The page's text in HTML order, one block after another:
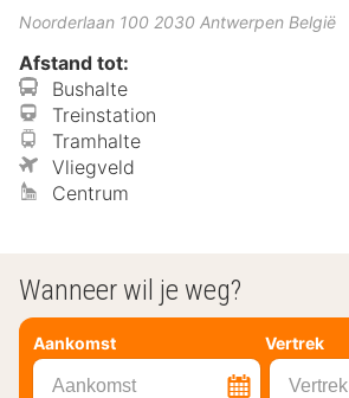
Noorderlaan 100 2030 Antwerpen België
Afstand tot:
Bushalte
Treinstation
Tramhalte
Vliegveld
Centrum
Wanneer wil je weg?
Aankomst Vertrek
Aankomst Vertrek